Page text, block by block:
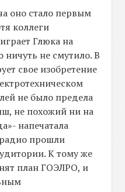
оно стало первым
коллеги
Глюка на
ничуть не смутило. В
свое изобретение
не было предела
не похожий ни на
напечатала
прошли
К тому же
план ГОЭЛРО, и